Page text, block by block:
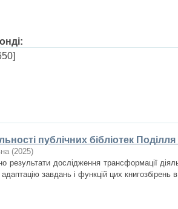
публічних бібліотек
(2025)
результати дослідження трансформації
завдань і функцій цих книгозбірень